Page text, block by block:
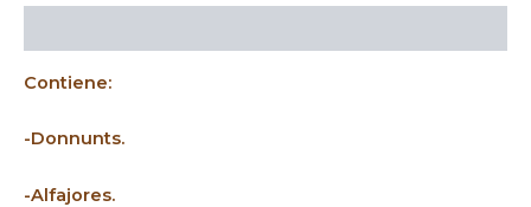
Contiene:
-Donnunts.
-Alfajores.